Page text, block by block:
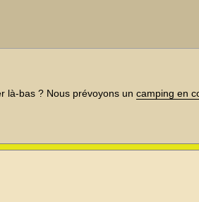
là-bas ? Nous prévoyons uncamping en